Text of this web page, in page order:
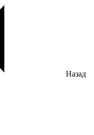
Назад